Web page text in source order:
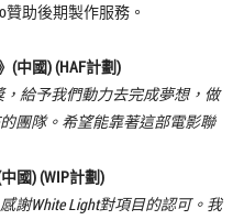
贊助後期製作服務。
(中國) (HAF計劃)
給予我們動力去完成夢想，做
團隊。希望能靠著這部電影聯
國) (WIP計劃)
謝White Light對項目的認可。我